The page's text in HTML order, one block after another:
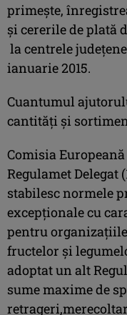
primeşte,
şi cererile de plată
la centrele
ianuarie 2015.
Cuantumul
cantităţi şi
Comisia
Regulamet Delegat
stabilesc normele
excepționale cu
pentru
fructelor și
adoptat un alt
sume maxime de